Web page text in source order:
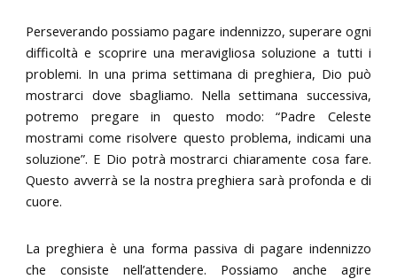
Perseverando possiamo pagare indennizzo, superare ogni
difficoltà e scoprire una meravigliosa soluzione a tutti i
problemi. In una prima settimana di preghiera, Dio può
mostrarci dove sbagliamo. Nella settimana successiva,
potremo pregare in questo modo: “Padre Celeste
mostrami come risolvere questo problema, indicami una
soluzione”. E Dio potrà mostrarci chiaramente cosa fare.
Questo avverrà se la nostra preghiera sarà profonda e di
cuore.
La preghiera è una forma passiva di pagare indennizzo
che consiste nell’attendere. Possiamo anche agire